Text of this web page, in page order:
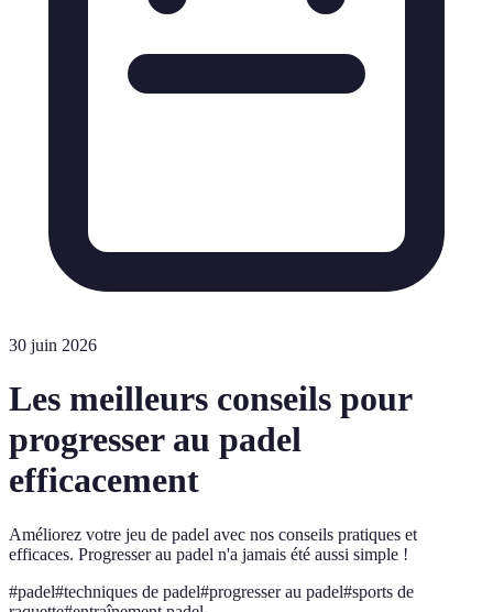
30 juin 2026
Les meilleurs conseils pour
progresser au padel
efficacement
Améliorez votre jeu de padel avec nos conseils pratiques et
efficaces. Progresser au padel n'a jamais été aussi simple !
#padel#techniques de padel#progresser au padel#sports de